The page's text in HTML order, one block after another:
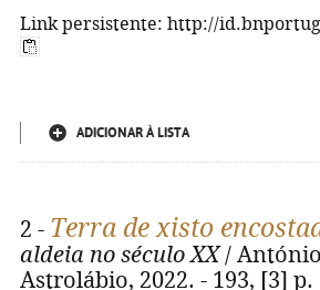
Link persistente: http://
ADICIONAR À LISTA
2 - Terra de xisto
aldeia no século XX/ António
Astrolábio, 2022. - 193, [3] p.